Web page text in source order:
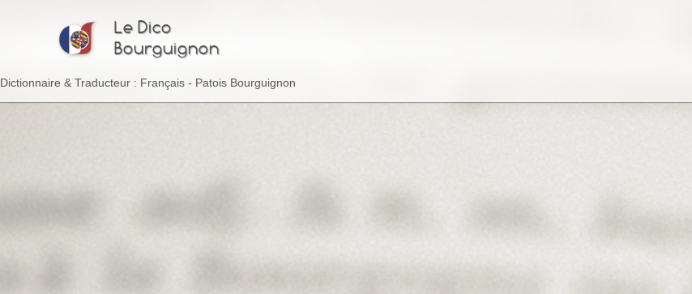
Le Dico
Bourguignon
Dictionnaire & Traducteur : Français - Patois Bourguignon